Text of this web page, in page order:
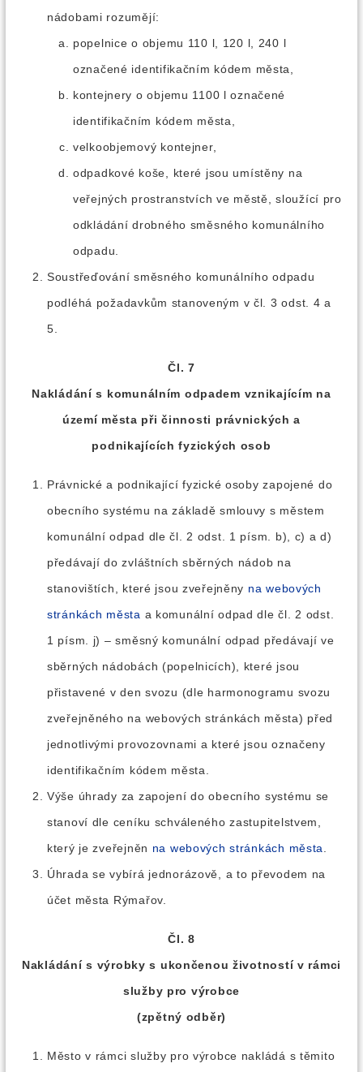
nádobami rozumějí:
popelnice o objemu 110 l, 120 l, 240 l
označené identifikačním kódem města,
kontejnery o objemu 1100 l označené
identifikačním kódem města,
velkoobjemový kontejner,
odpadkové koše, které jsou umístěny na
veřejných prostranstvích ve městě, sloužící pro
odkládání drobného směsného komunálního
odpadu.
Soustřeďování směsného komunálního odpadu
podléhá požadavkům stanoveným v čl. 3 odst. 4 a
5.
Čl. 7
Nakládání s komunálním odpadem vznikajícím na
území města při činnosti právnických a
podnikajících fyzických osob
Právnické a podnikající fyzické osoby zapojené do
obecního systému na základě smlouvy s městem
komunální odpad dle čl. 2 odst. 1 písm. b), c) a d)
předávají do zvláštních sběrných nádob na
stanovištích, které jsou zveřejněny na webových
stránkách města a komunální odpad dle čl. 2 odst.
1 písm. j) – směsný komunální odpad předávají ve
sběrných nádobách (popelnicích), které jsou
přistavené v den svozu (dle harmonogramu svozu
zveřejněného na webových stránkách města) před
jednotlivými provozovnami a které jsou označeny
identifikačním kódem města.
Výše úhrady za zapojení do obecního systému se
stanoví dle ceníku schváleného zastupitelstvem,
který je zveřejněn na webových stránkách města
Úhrada se vybírá jednorázově, a to převodem na
účet města Rýmařov.
Čl. 8
Nakládání s výrobky s ukončenou životností v rámci
služby pro výrobce
(zpětný odběr)
Město v rámci služby pro výrobce nakládá s těmito